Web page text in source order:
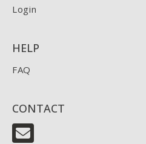
Login
HELP
FAQ
CONTACT